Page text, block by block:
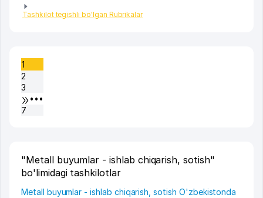
Tashkilot tegishli bo'lgan Rubrikalar
1
2
3
•••
7
"Metall buyumlar - ishlab chiqarish, sotish"
bo'limidagi tashkilotlar
Metall buyumlar - ishlab chiqarish, sotish O'zbekistonda